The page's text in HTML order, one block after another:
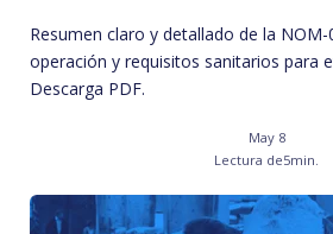
Resumen claro y detallado de la NOM-
operación y requisitos sanitarios para
Descarga PDF.
May 8
Lectura de5min.